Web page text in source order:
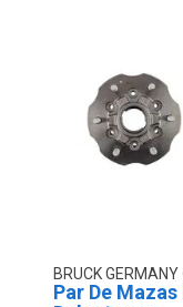
BRUCK GERMANY
Par De Mazas